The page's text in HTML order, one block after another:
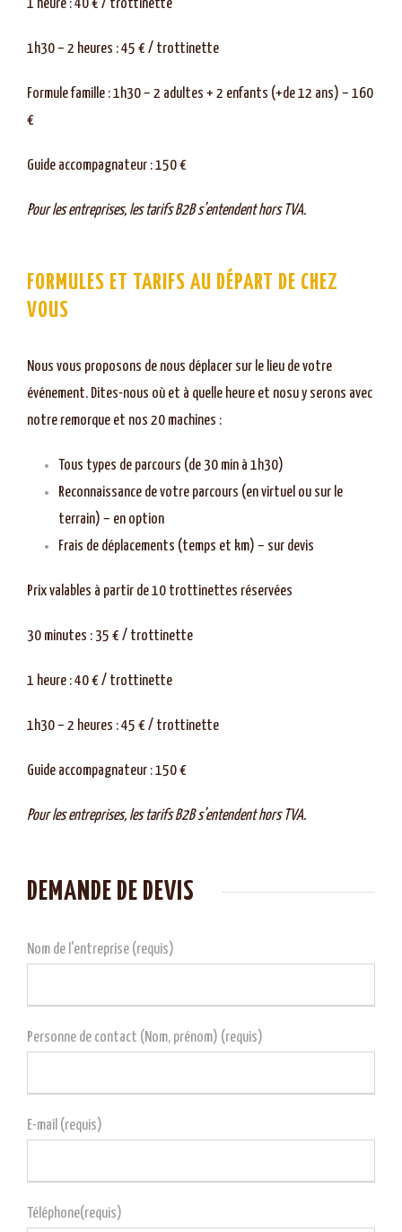
1 heure : 40 € / trottinette
1h30 – 2 heures : 45 € / trottinette
Formule famille : 1h30 – 2 adultes + 2 enfants (+de 12 ans) – 160
€
Guide accompagnateur : 150 €
Pour les entreprises, les tarifs B2B s’entendent hors TVA.
FORMULES ET TARIFS AU DÉPART DE CHEZ
VOUS
Nous vous proposons de nous déplacer sur le lieu de votre
événement. Dites-nous où et à quelle heure et nosu y serons avec
notre remorque et nos 20 machines :
Tous types de parcours (de 30 min à 1h30)
Reconnaissance de votre parcours (en virtuel ou sur le
terrain) – en option
Frais de déplacements (temps et km) – sur devis
Prix valables à partir de 10 trottinettes réservées
30 minutes : 35 € / trottinette
1 heure : 40 € / trottinette
1h30 – 2 heures : 45 € / trottinette
Guide accompagnateur : 150 €
Pour les entreprises, les tarifs B2B s’entendent hors TVA.
DEMANDE DE DEVIS
Nom de l'entreprise (requis)
Personne de contact (Nom, prénom) (requis)
E-mail (requis)
Téléphone(requis)